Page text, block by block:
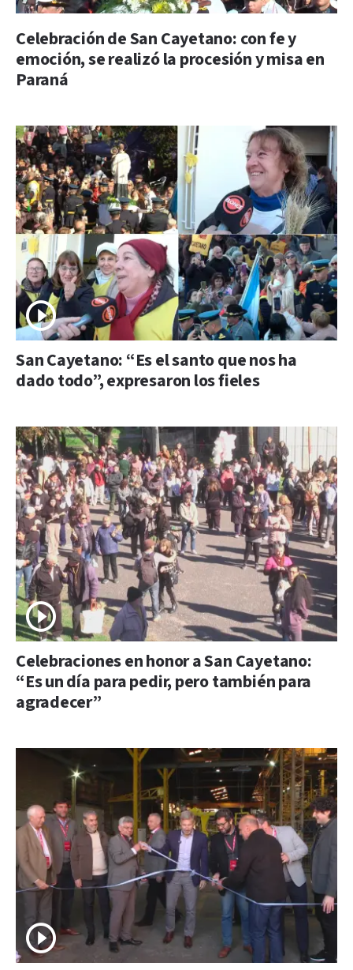
Celebración de San Cayetano: con fe y
emoción, se realizó la procesión y misa en
Paraná
San Cayetano: “Es el santo que nos ha
dado todo”, expresaron los fieles
Celebraciones en honor a San Cayetano:
“Es un día para pedir, pero también para
agradecer”